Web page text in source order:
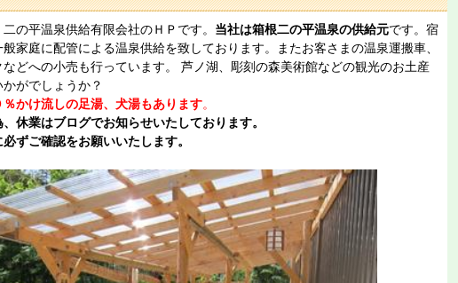
の平温泉供給有限会社のＨＰです。 当社は箱根二の平温泉の供給元です。宿
家庭に配管による温泉供給を致しております。またお客さまの温泉運搬車、
などへの小売も行っています。 芦ノ湖、彫刻の森美術館などの観光のお土産
がでしょうか？
かけ流しの足湯、 犬湯もあります。
休業はブログでお知らせいたしております。
ずご確認をお願いいたします。